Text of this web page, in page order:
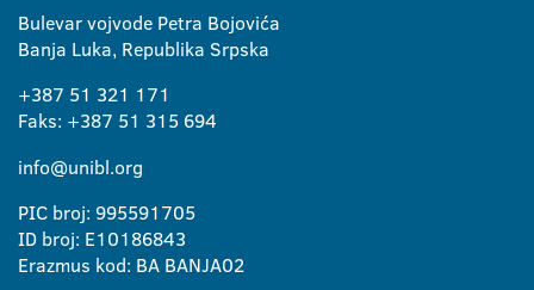
Bulevar vojvode Petra Bojovića
Banja Luka, Republika Srpska
+387 51 321 171
Faks: +387 51 315 694
info@unibl.org
PIC broj: 995591705
ID broj: E10186843
Erazmus kod: BA BANJA02